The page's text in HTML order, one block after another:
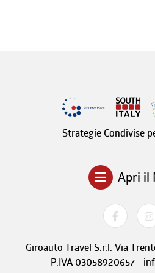
Strategie Condivise
Apri il
Giroauto Travel S.r.l. Via
P.IVA 03058920657 -